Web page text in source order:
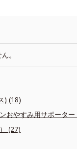
。
) (18)
おやすみ用サポーター
(27)